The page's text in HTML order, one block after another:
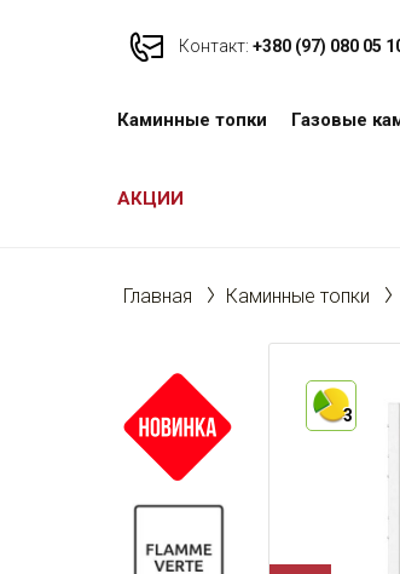
Контакт: +380 (97) 080 05
Каминные топки Газовые
АКЦИИ
Главная Каминные топки
3